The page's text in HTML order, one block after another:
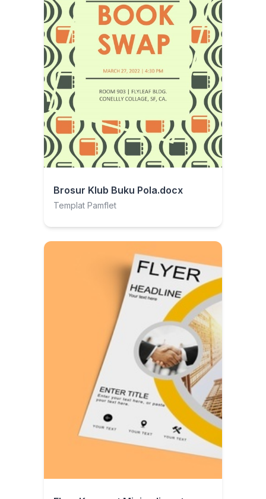
Brosur Klub Buku Pola.docx
Templat Pamflet